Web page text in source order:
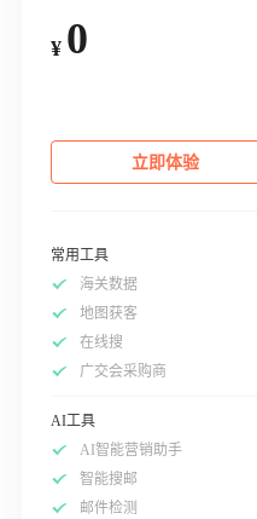
¥ 0
立即体验
常用工具
海关数据
地图获客
在线搜
广交会采购商
AI工具
AI智能营销助手
智能搜邮
邮件检测